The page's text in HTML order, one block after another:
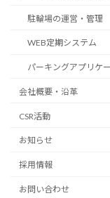
駐輪場の運営・管理
WEB定期システム
パーキングアプリケ
会社概要・沿革
CSR活動
お知らせ
採用情報
お問い合わせ